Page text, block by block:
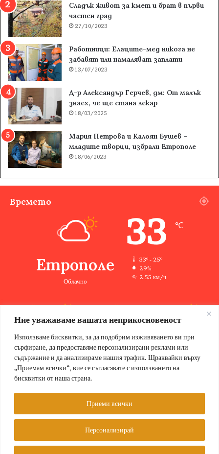
Ние уважаваме вашата неприкосновеност
Използваме бисквитки, за да подобрим изживяването ви при
сърфиране, да предоставяме персонализирани реклами или
съдържание и да анализираме нашия трафик. Щраквайки върху
„Приемам всички“, вие се съгласявате с използването на
бисквитки от наша страна.
Персонализирай
Приеми всички
Сладък живот за кмет и брат в първи
частен град
27/10/2023
Работници: Елаците-мед никога не
забавят или намаляват заплати
13/07/2023
Д-р Александър Герчев, дм: От малък
знаех, че ще стана лекар
18/03/2025
Мария Петрова и Калоян Бушев –
младите творци, избрали Етрополе
18/06/2023
Времето
Етрополе
Облачно
33 ℃
33º - 25º
29%
2.55 км/ч
33 ℃ 33 ℃ 32 ℃ 32 ℃
© Copyright 2026, Всички права запазени Етрополе за хората |
Designed by ZWEBSolutions
Условия за ползване
Facebook